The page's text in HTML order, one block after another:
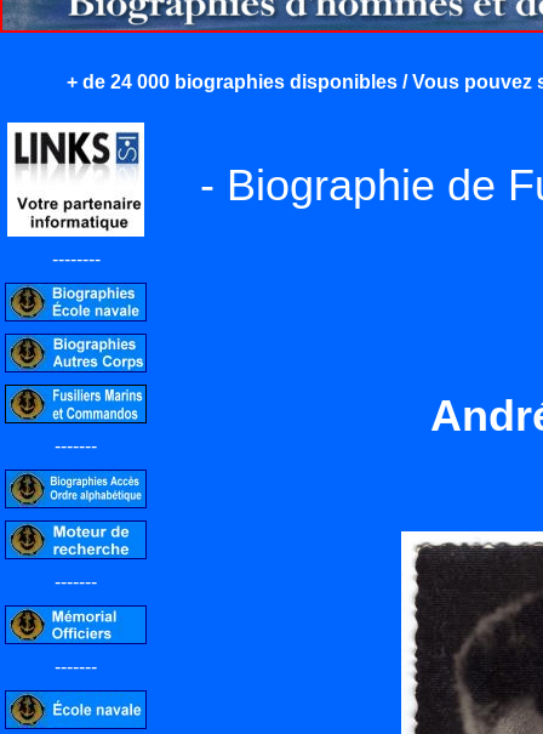
+ de 24 000 biographies disponibles / Vous
--------
-------
-------
-------
- Biographie de